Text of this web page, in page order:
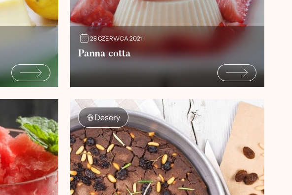
28 CZERWCA 2021
Panna cotta
Desery